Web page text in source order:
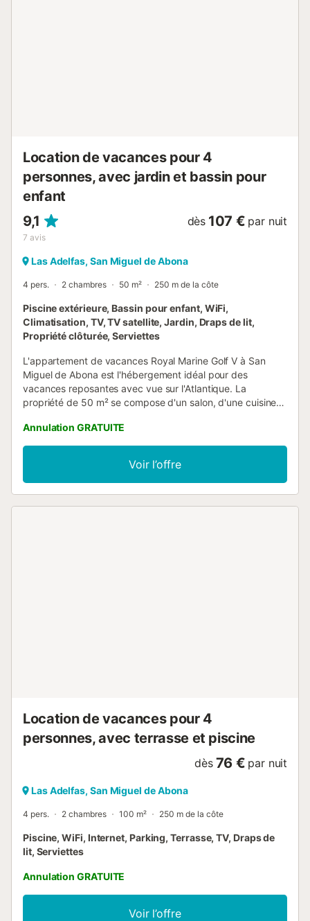
Location de vacances pour 4
personnes, avec jardin et bassin pour
enfant
9,1
7 avis
dès 107 € par nuit
Las Adelfas, San Miguel de Abona
4 pers. 2 chambres 50 m² 250 m de la côte
Piscine extérieure, Bassin pour enfant, WiFi,
Climatisation, TV, TV satellite, Jardin, Draps de lit,
Propriété clôturée, Serviettes
L'appartement de vacances Royal Marine Golf V à San
Miguel de Abona est l'hébergement idéal pour des
vacances reposantes avec vue sur l'Atlantique. La
propriété de 50 m² se compose d'un salon, d'une cuisine
peut donc accueillir 4 personnes. Les équipements
supplémentaires comprennent le Wi-Fi haut débit (adapté
aux appels vidéo), une télévision, la climatisation ainsi
qu'une machine à laver. L'appartement de vacances
bénéficie d'un espace extérieur privé avec une terrasse
Annulation GRATUITE
Voir l’offre
Location de vacances pour 4
personnes, avec terrasse et piscine
dès 76 € par nuit
Las Adelfas, San Miguel de Abona
4 pers. 2 chambres 100 m² 250 m de la côte
Piscine, WiFi, Internet, Parking, Terrasse, TV, Draps de
lit, Serviettes
Annulation GRATUITE
Voir l’offre